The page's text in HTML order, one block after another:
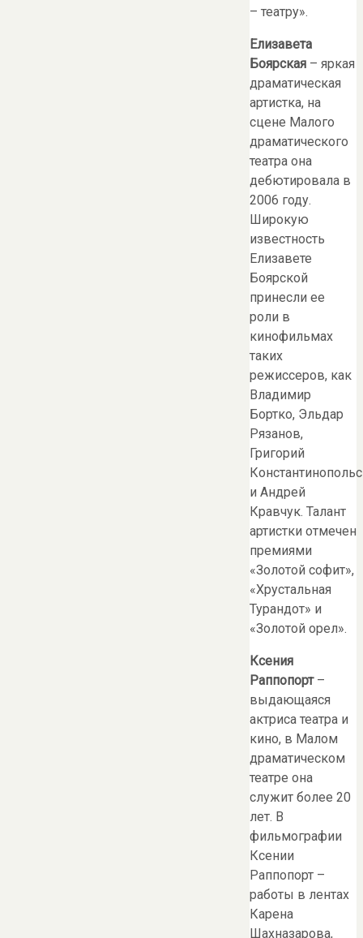
– театру».
Елизавета
Боярская – яркая
драматическая
артистка, на
сцене Малого
драматического
театра она
дебютировала в
2006 году.
Широкую
известность
Елизавете
Боярской
принесли ее
роли в
кинофильмах
таких
режиссеров, как
Владимир
Бортко, Эльдар
Рязанов,
Григорий
и Андрей
Кравчук. Талант
артистки отмечен
премиями
«Золотой софит»,
«Хрустальная
Турандот» и
«Золотой орел».
Ксения
Раппопорт –
выдающаяся
актриса театра и
кино, в Малом
драматическом
театре она
служит более 20
лет. В
фильмографии
Ксении
Раппопорт –
работы в лентах
Карена
Шахназарова,